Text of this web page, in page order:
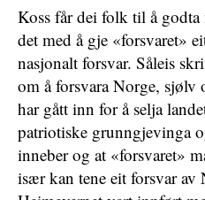
Koss får dei folk til å
det med å gje «forsvaret»
nasjonalt forsvar. Såleis
om å forsvara Norge, sjølv
har gått inn for å selja
patriotiske grunngjevinga
inneber og at «forsvaret»
især kan tene eit forsvar av